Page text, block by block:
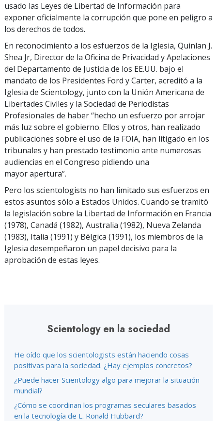
usado las Leyes de Libertad de Información para
exponer oficialmente la corrupción que pone en peligro a
los derechos de todos.
En reconocimiento a los esfuerzos de la Iglesia, Quinlan J.
Shea Jr, Director de la Oficina de Privacidad y Apelaciones
del Departamento de Justicia de los EE.UU. bajo el
mandato de los Presidentes Ford y Carter, acreditó a la
Iglesia de Scientology, junto con la Unión Americana de
Libertades Civiles y la Sociedad de Periodistas
Profesionales de haber “hecho un esfuerzo por arrojar
más luz sobre el gobierno. Ellos y otros, han realizado
publicaciones sobre el uso de la FOIA, han litigado en los
tribunales y han prestado testimonio ante numerosas
audiencias en el Congreso pidiendo una
mayor apertura”.
Pero los scientologists no han limitado sus esfuerzos en
estos asuntos sólo a Estados Unidos. Cuando se tramitó
la legislación sobre la Libertad de Información en Francia
(1978), Canadá (1982), Australia (1982), Nueva Zelanda
(1983), Italia (1991) y Bélgica (1991), los miembros de la
Iglesia desempeñaron un papel decisivo para la
aprobación de estas leyes.
Scientology en la sociedad
He oído que los scientologists están haciendo cosas
positivas para la sociedad. ¿Hay ejemplos concretos?
¿Puede hacer Scientology algo para mejorar la situación
mundial?
¿Cómo se coordinan los programas seculares basados
en la tecnología de L. Ronald Hubbard?